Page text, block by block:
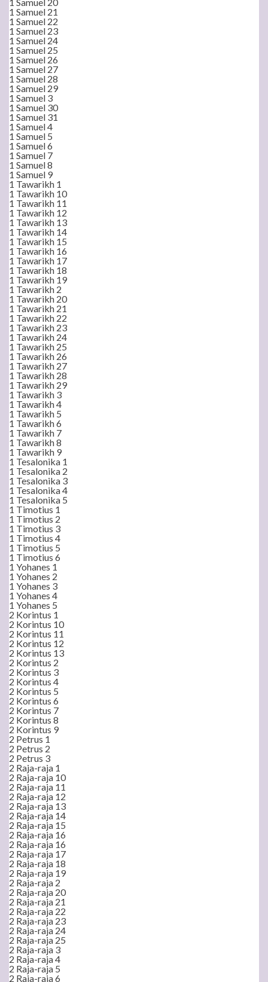
1 Samuel 21
1 Samuel 22
1 Samuel 23
1 Samuel 24
1 Samuel 25
1 Samuel 26
1 Samuel 27
1 Samuel 28
1 Samuel 29
1 Samuel 3
1 Samuel 30
1 Samuel 31
1 Samuel 4
1 Samuel 5
1 Samuel 6
1 Samuel 7
1 Samuel 8
1 Samuel 9
1 Tawarikh 1
1 Tawarikh 10
1 Tawarikh 11
1 Tawarikh 12
1 Tawarikh 13
1 Tawarikh 14
1 Tawarikh 15
1 Tawarikh 16
1 Tawarikh 17
1 Tawarikh 18
1 Tawarikh 19
1 Tawarikh 2
1 Tawarikh 20
1 Tawarikh 21
1 Tawarikh 22
1 Tawarikh 23
1 Tawarikh 24
1 Tawarikh 25
1 Tawarikh 26
1 Tawarikh 27
1 Tawarikh 28
1 Tawarikh 29
1 Tawarikh 3
1 Tawarikh 4
1 Tawarikh 5
1 Tawarikh 6
1 Tawarikh 7
1 Tawarikh 8
1 Tawarikh 9
1 Tesalonika 1
1 Tesalonika 2
1 Tesalonika 3
1 Tesalonika 4
1 Tesalonika 5
1 Timotius 1
1 Timotius 2
1 Timotius 3
1 Timotius 4
1 Timotius 5
1 Timotius 6
1 Yohanes 1
1 Yohanes 2
1 Yohanes 3
1 Yohanes 4
1 Yohanes 5
2 Korintus 1
2 Korintus 10
2 Korintus 11
2 Korintus 12
2 Korintus 13
2 Korintus 2
2 Korintus 3
2 Korintus 4
2 Korintus 5
2 Korintus 6
2 Korintus 7
2 Korintus 8
2 Korintus 9
2 Petrus 1
2 Petrus 2
2 Petrus 3
2 Raja-raja 1
2 Raja-raja 10
2 Raja-raja 11
2 Raja-raja 12
2 Raja-raja 13
2 Raja-raja 14
2 Raja-raja 15
2 Raja-raja 16
2 Raja-raja 16
2 Raja-raja 17
2 Raja-raja 18
2 Raja-raja 19
2 Raja-raja 2
2 Raja-raja 20
2 Raja-raja 21
2 Raja-raja 22
2 Raja-raja 23
2 Raja-raja 24
2 Raja-raja 25
2 Raja-raja 3
2 Raja-raja 4
2 Raja-raja 5
2 Raja-raja 6